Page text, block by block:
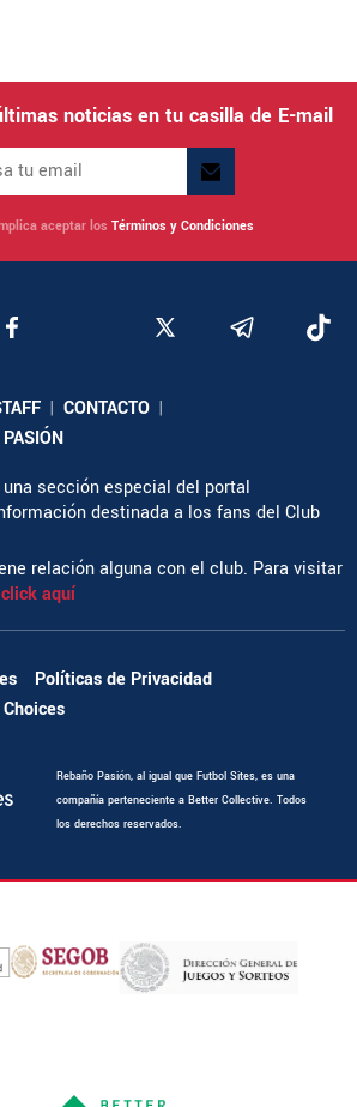
noticias en tu casilla de E-mail
aceptar los Términos y Condiciones
| CONTACTO |
sección especial del portal
destinada a los fans del Club
relación alguna con el club. Para visitar
aquí
Políticas de Privacidad
Rebaño Pasión, al igual que Futbol Sites, es una
compañía perteneciente a Better Collective. Todos
los derechos reservados.